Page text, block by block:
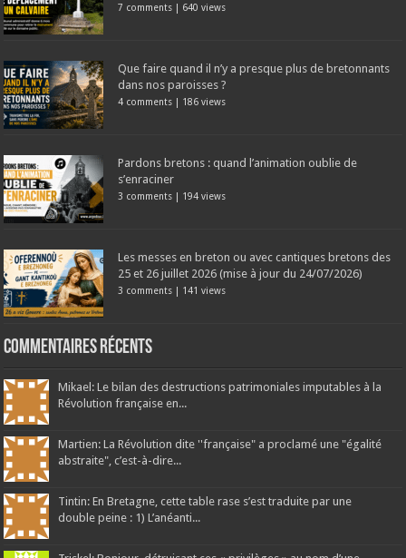
7 comments | 640 views
Que faire quand il n’y a presque plus de bretonnants
dans nos paroisses ?
4 comments | 186 views
Pardons bretons : quand l’animation oublie de
s’enraciner
3 comments | 194 views
Les messes en breton ou avec cantiques bretons des
25 et 26 juillet 2026 (mise à jour du 24/07/2026)
3 comments | 141 views
Commentaires récents
Mikael: Le bilan des destructions patrimoniales imputables à la
Révolution française en...
Martien: La Révolution dite ''française" a proclamé une "égalité
abstraite", c’est-à-dire...
Tintin: En Bretagne, cette table rase s’est traduite par une
double peine : 1) L’anéanti...